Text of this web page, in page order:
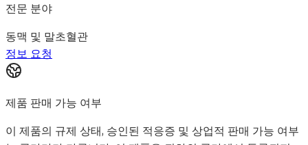
전문 분야
동맥 및 말초혈관
정보 요청
제품 판매 가능 여부
이 제품의 규제 상태, 승인된 적응증 및 상업적 판매 가능 여부